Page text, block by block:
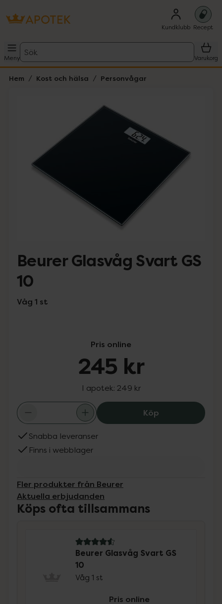
Kundklubb Recept
Meny
Sök
Varukorg
Hem Kost och hälsa Personvågar
Lista: . Innehåller 1 objekt.
Beurer Glasvåg Svart GS
10
Våg 1 st
Pris online
245 kr
I apotek: 249 kr
KöpBeurer Glasvåg
Snabba leveranser
Finns i webblager
Fler produkter från Beurer
Aktuella erbjudanden
Köps ofta tillsammans
4.6 av 5 i omdöme
Beurer Glasvåg Svart GS
10
Våg 1 st
Pris online